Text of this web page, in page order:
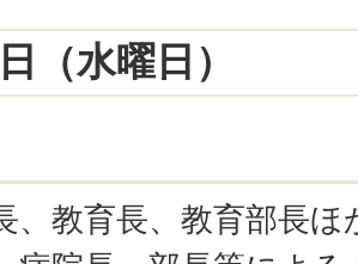
（水曜日）
、教育長、教育部長